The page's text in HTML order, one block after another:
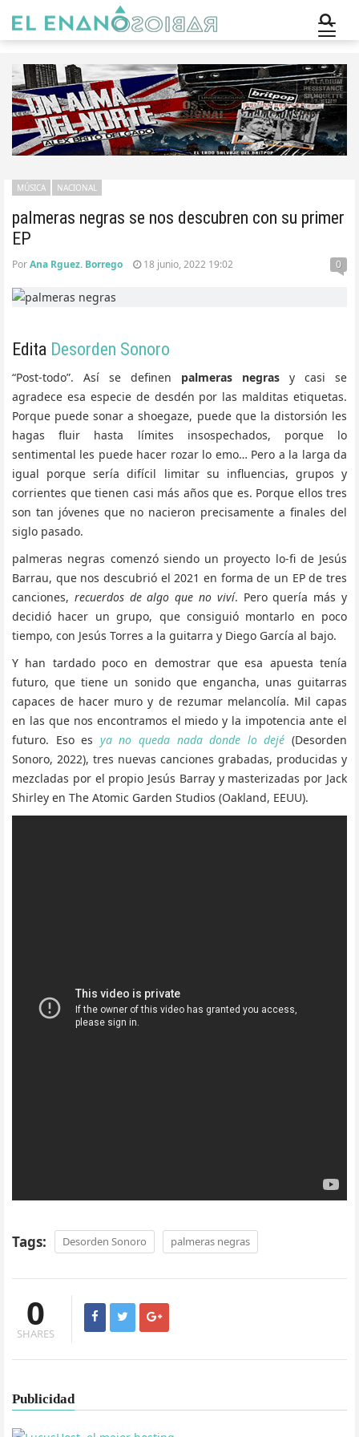
palmeras negras se nos descubren con su primer
EP
MÚSICA NACIONAL
PorAna Rguez. Borrego 18 junio, 2022 19:02 0
Edita Desorden Sonoro
“Post-todo”. Así se definen palmeras negras y casi se
agradece esa especie de desdén por las malditas etiquetas.
Porque puede sonar a shoegaze, puede que la distorsión les
hagas fluir hasta límites insospechados, porque lo
sentimental les puede hacer rozar lo emo… Pero a la larga da
igual porque sería difícil limitar su influencias, grupos y
corrientes que tienen casi más años que es. Porque ellos tres
son tan jóvenes que no nacieron precisamente a finales del
siglo pasado.
palmeras negras comenzó siendo un proyecto lo-fi de Jesús
Barrau, que nos descubrió el 2021 en forma de un EP de tres
canciones, recuerdos de algo que no viví. Pero quería más y
decidió hacer un grupo, que consiguió montarlo en poco
tiempo, con Jesús Torres a la guitarra y Diego García al bajo.
Y han tardado poco en demostrar que esa apuesta tenía
futuro, que tiene un sonido que engancha, unas guitarras
capaces de hacer muro y de rezumar melancolía. Mil capas
en las que nos encontramos el miedo y la impotencia ante el
futuro. Eso es ya no queda nada donde lo dejé (Desorden
Sonoro, 2022), tres nuevas canciones grabadas, producidas y
mezcladas por el propio Jesús Barray y masterizadas por Jack
Shirley en The Atomic Garden Studios (Oakland, EEUU).
Tags: Desorden Sonoro palmeras negras
0
SHARES
Publicidad